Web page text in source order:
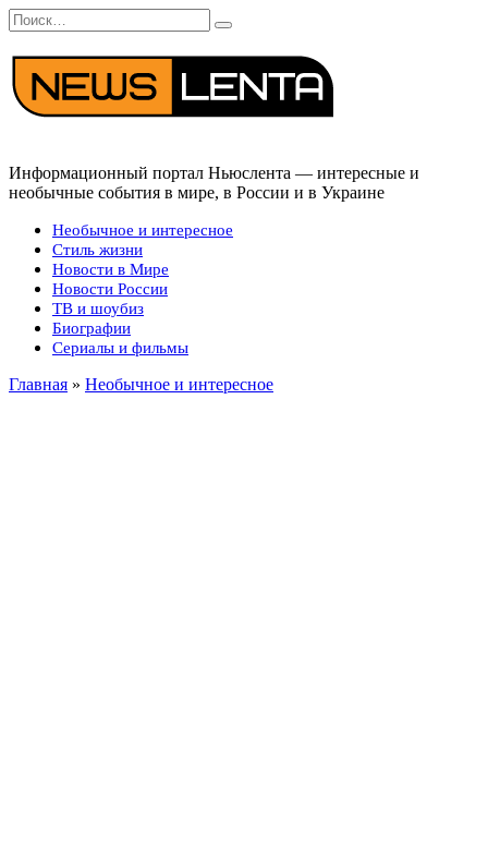
Перейти
к
содержанию
Search
for:
Информационный портал Ньюслента — интересные и
необычные события в мире, в России и в Украине
Необычное и интересное
Стиль жизни
Новости в Мире
Новости России
ТВ и шоубиз
Биографии
Сериалы и фильмы
Главная » Необычное и интересное